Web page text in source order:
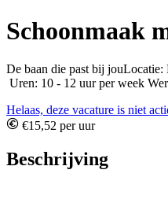
Schoonmaak
De baan die past bij jouLocatie:
Uren: 10 - 12 uur per week
Helaas, deze vacature is niet
€15,52 per uur
Beschrijving